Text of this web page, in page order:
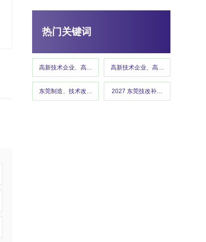
热门关键词
高新技术企业、高企认定、高企申报高新技术企业、高企认定、高企申
东莞制造、技术改造、东莞工信、政策红利 、企业补贴、东莞
2027 东莞技改补贴、东莞制造业